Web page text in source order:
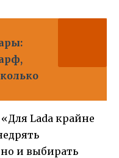
Lada крайне
и выбирать